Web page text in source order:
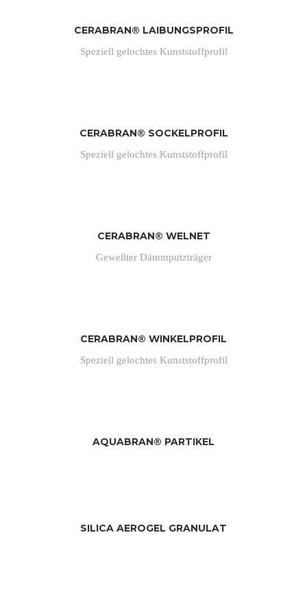
CERABRAN® LAIBUNGSPROFIL
Speziell gelochtes Kunststoffprofil
CERABRAN® SOCKELPROFIL
Speziell gelochtes Kunststoffprofil
CERABRAN® WELNET
Gewellter Dämmputzträger
CERABRAN® WINKELPROFIL
Speziell gelochtes Kunststoffprofil
AQUABRAN® PARTIKEL
SILICA AEROGEL GRANULAT